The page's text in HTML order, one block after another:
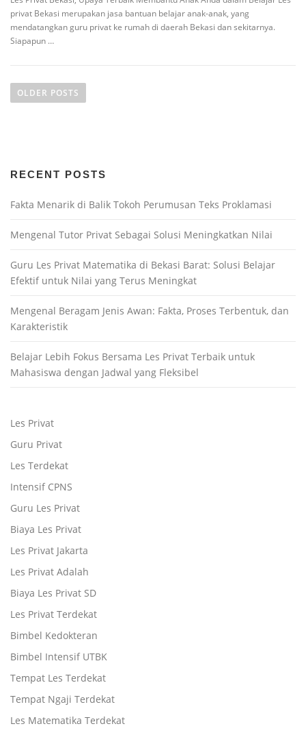
privat Bekasi merupakan jasa bantuan belajar anak-anak, yang
mendatangkan guru privat ke rumah di daerah Bekasi dan sekitarnya.
Siapapun …
OLDER POSTS
RECENT POSTS
Fakta Menarik di Balik Tokoh Perumusan Teks Proklamasi
Mengenal Tutor Privat Sebagai Solusi Meningkatkan Nilai
Guru Les Privat Matematika di Bekasi Barat: Solusi Belajar
Efektif untuk Nilai yang Terus Meningkat
Mengenal Beragam Jenis Awan: Fakta, Proses Terbentuk, dan
Karakteristik
Belajar Lebih Fokus Bersama Les Privat Terbaik untuk
Mahasiswa dengan Jadwal yang Fleksibel
Les Privat
Guru Privat
Les Terdekat
Intensif CPNS
Guru Les Privat
Biaya Les Privat
Les Privat Jakarta
Les Privat Adalah
Biaya Les Privat SD
Les Privat Terdekat
Bimbel Kedokteran
Bimbel Intensif UTBK
Tempat Les Terdekat
Tempat Ngaji Terdekat
Les Matematika Terdekat